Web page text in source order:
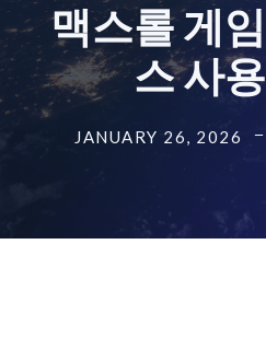
맥스롤 게
스 사
JANUARY 26, 2026